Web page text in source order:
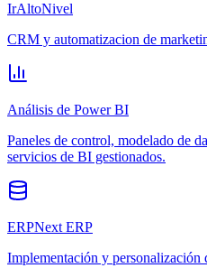
IrAltoNivel
CRM y automatizacion de
Análisis de Power BI
Paneles de control, modelado de
servicios de BI gestionados.
ERPNext ERP
Implementación y personalización